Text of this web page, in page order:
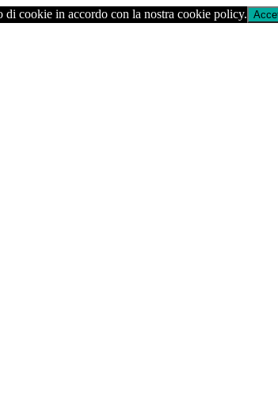
cookie in accordo con la nostra cookie policy.